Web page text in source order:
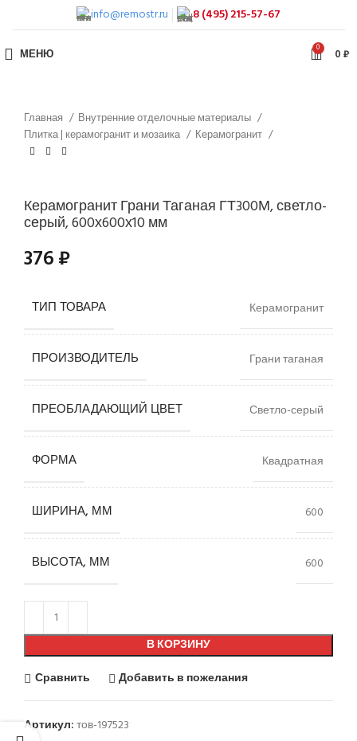
info@remostr.ru 8 (495) 215-57-67
МЕНЮ 0 0₽
Главная
Внутренние отделочные материалы
Плитка | керамогранит и мозаика
Керамогранит
Керамогранит Грани Таганая ГТ300М, светло-
серый, 600х600х10 мм
376₽
ТИП ТОВАРА Керамогранит
ПРОИЗВОДИТЕЛЬ Грани таганая
ПРЕОБЛАДАЮЩИЙ ЦВЕТ Светло-серый
ФОРМА Квадратная
ШИРИНА, ММ 600
ВЫСОТА, ММ 600
В КОРЗИНУ
Сравнить
Добавить в пожелания
Артикул:тов-197523